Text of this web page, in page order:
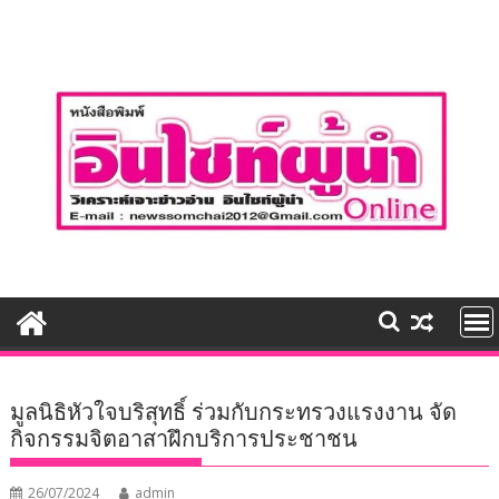
มูลนิธิหัวใจบริสุทธิ์ ร่วมกับกระทรวงแรงงาน จัด
กิจกรรมจิตอาสาฝึกบริการประชาชน
26/07/2024 admin